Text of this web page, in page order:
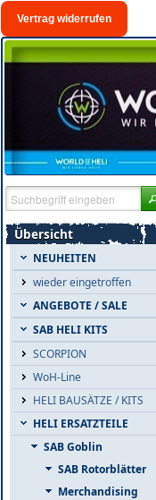
Vertrag widerrufen
Übersicht
NEUHEITEN
wieder eingetroffen
ANGEBOTE / SALE
SAB HELI KITS
SCORPION
WoH-Line
HELI BAUSÄTZE / KITS
HELI ERSATZTEILE
SAB Goblin
SAB Rotorblätter
Merchandising